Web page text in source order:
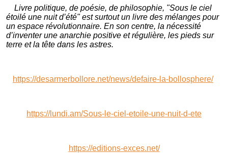
Livre politique, de poésie, de philosophie, "Sous le ciel
étoilé une nuit d’été" est surtout un livre des mélanges pour
un espace révolutionnaire. En son centre, la nécessité
d’inventer une anarchie positive et régulière, les pieds sur
terre et la tête dans les astres.
https://desarmerbollore.net/news/defaire-la-bollosphere/
https://lundi.am/Sous-le-ciel-etoile-une-nuit-d-ete
https://editions-exces.net/